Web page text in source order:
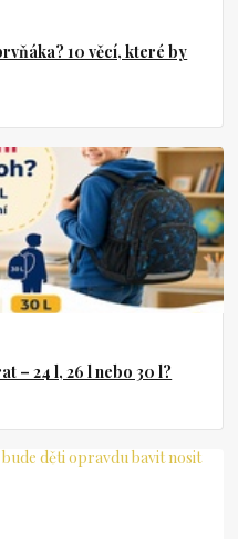
10 věcí, které by
– 24 l, 26 l nebo 30 l?